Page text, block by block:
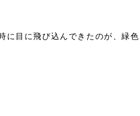
に目に飛び込んできたのが、緑色